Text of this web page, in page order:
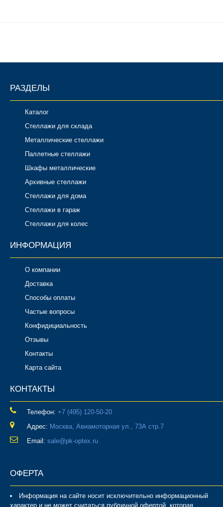
РАЗДЕЛЫ
Каталог
Стеллажи для склада
Металлические стеллажи
Паллетные стеллажи
Шкафы металлические
Архивные стеллажи
Стеллажи для дома
Стеллажи в гараж
Стеллажи для колес
ИНФОРМАЦИЯ
О компании
Доставка
Способы оплаты
Частые вопросы
Конфидициальность
Отзывы
Контакты
Карта сайта
КОНТАКТЫ
Телефон: ‎+7 (495) 120-50-20
Адрес: Москва, Авиамоторная ул., 73А стр.7
Email: sale@pk-optex.ru
ОФЕРТА
Информация на сайте носит исключительно информационный
характер и не может считаться публичной офертой, которая